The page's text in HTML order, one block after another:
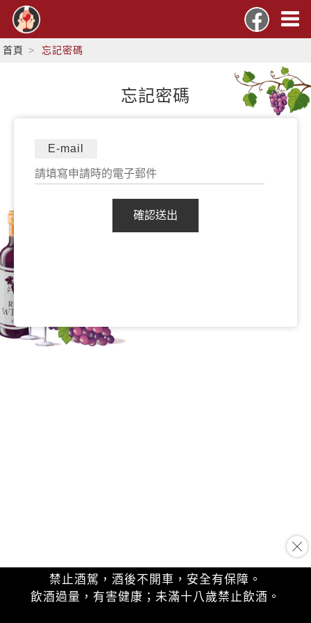
首頁 忘記密碼
忘記密碼
E-mail
禁止酒駕，酒後不開車，安全有保障。
飲酒過量，有害健康；未滿十八歲禁止飲酒。